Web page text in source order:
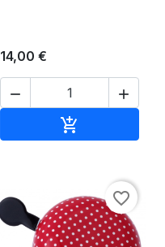
14,00 €
 

favorite_border